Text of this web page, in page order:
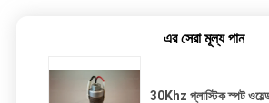
এর সেরা মূল্য পান
30Khz প্লাস্টিক স্পট